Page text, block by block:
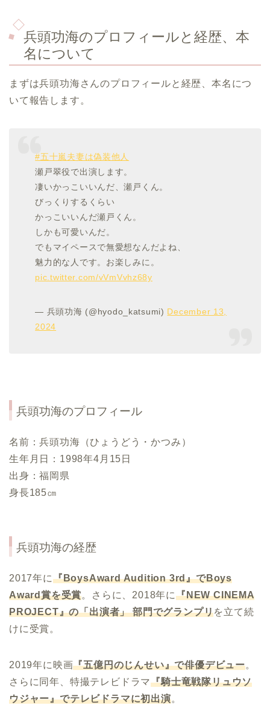
兵頭功海のプロフィールと経歴、本
名について
まずは兵頭功海さんのプロフィールと経歴、本名につ
いて報告します。
#五十嵐夫妻は偽装他人
瀬戸翠役で出演します。
凄いかっこいいんだ、瀬戸くん。
びっくりするくらい
かっこいいんだ瀬戸くん。
しかも可愛いんだ。
でもマイペースで無愛想なんだよね、
魅力的な人です。お楽しみに。
pic.twitter.com/vVmVvhz68y
— 兵頭功海 (@hyodo_katsumi) December 13,
2024
兵頭功海のプロフィール
名前：兵頭功海（ひょうどう・かつみ）
生年月日：1998年4月15日
出身：福岡県
身長185㎝
兵頭功海の経歴
2017年に『BoysAward Audition 3rd』でBoys
Award賞を受賞。さらに、2018年に『NEW CINEMA
PROJECT』の「出演者」 部門でグランプリを立て続
けに受賞。
2019年に映画『五億円のじんせい』で俳優デビュー。
さらに同年、特撮テレビドラマ『騎士竜戦隊リュウソ
ウジャー』でテレビドラマに初出演。